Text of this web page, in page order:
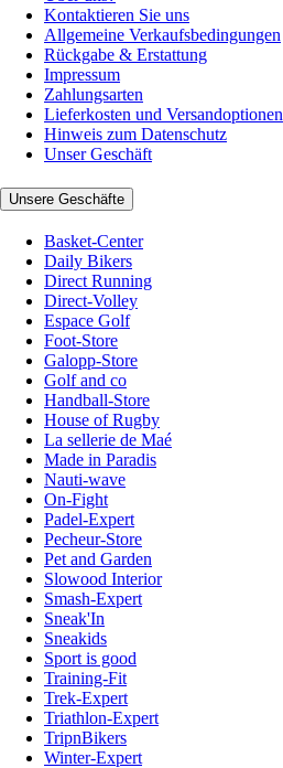
Kontaktieren Sie uns
Allgemeine Verkaufsbedingungen
Rückgabe & Erstattung
Impressum
Zahlungsarten
Lieferkosten und Versandoptionen
Hinweis zum Datenschutz
Unser Geschäft
Unsere Geschäfte
Basket-Center
Daily Bikers
Direct Running
Direct-Volley
Espace Golf
Foot-Store
Galopp-Store
Golf and co
Handball-Store
House of Rugby
La sellerie de Maé
Made in Paradis
Nauti-wave
On-Fight
Padel-Expert
Pecheur-Store
Pet and Garden
Slowood Interior
Smash-Expert
Sneak'In
Sneakids
Sport is good
Training-Fit
Trek-Expert
Triathlon-Expert
TripnBikers
Winter-Expert